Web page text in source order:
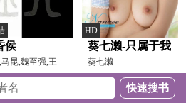
侯
昆,魏至强,王
HD
葵七濑-只属于我
的可爱女仆
葵七濑